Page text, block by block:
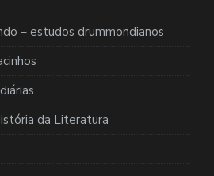
– estudos drummondianos
da Literatura